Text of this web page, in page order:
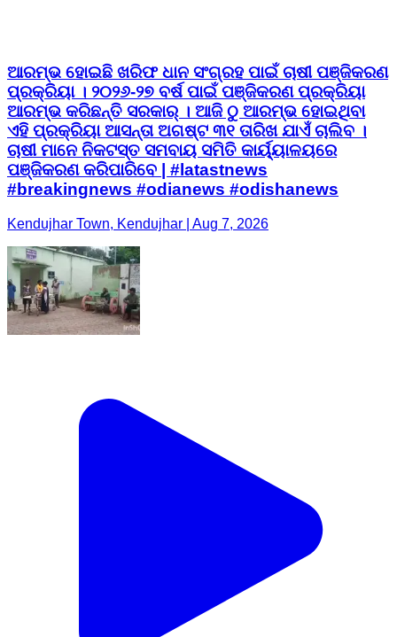
ଆରମ୍ଭ ହୋଇଛି ଖରିଫ ଧାନ ସଂଗ୍ରହ ପାଇଁ ଚାଷୀ ପଞ୍ଜିକରଣ
ପ୍ରକ୍ରିୟା । ୨୦୨୬-୨୭ ବର୍ଷ ପାଇଁ ପଞ୍ଜିକରଣ ପ୍ରକ୍ରିୟା
ଆରମ୍ଭ କରିଛନ୍ତି ସରକାର୍ । ଆଜି ଠୁ ଆରମ୍ଭ ହୋଇଥିବା
ଏହି ପ୍ରକ୍ରିୟା ଆସନ୍ତା ଅଗଷ୍ଟ ୩୧ ତାରିଖ ଯାଏଁ ଚାଲିବ ।
ଚାଷୀ ମାନେ ନିକଟସ୍ତ ସମବାୟ ସମିତି କାର୍ୟ୍ୟାଳୟରେ
ପଞ୍ଜିକରଣ କରିପାରିବେ | #latastnews
#breakingnews #odianews #odishanews
Kendujhar Town, Kendujhar | Aug 7, 2026